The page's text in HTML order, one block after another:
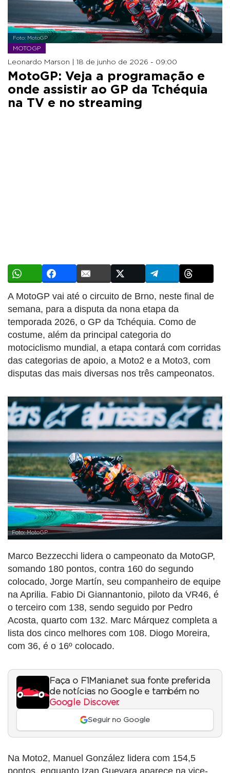
Foto: MotoGP
MOTOGP
Leonardo Marson | 18 de junho de 2026 - 09:00
MotoGP: Veja a programação e
onde assistir ao GP da Tchéquia
na TV e no streaming
A MotoGP vai até o circuito de Brno, neste final de
semana, para a disputa da nona etapa da
temporada 2026, o GP da Tchéquia. Como de
costume, além da principal categoria do
motociclismo mundial, a etapa contará com corridas
das categorias de apoio, a Moto2 e a Moto3, com
disputas das mais diversas nos três campeonatos.
Foto: MotoGP
Marco Bezzecchi lidera o campeonato da MotoGP,
somando 180 pontos, contra 160 do segundo
colocado, Jorge Martín, seu companheiro de equipe
na Aprilia. Fabio Di Giannantonio, piloto da VR46, é
o terceiro com 138, sendo seguido por Pedro
Acosta, quarto com 132. Marc Márquez completa a
lista dos cinco melhores com 108. Diogo Moreira,
com 36, é o 16º colocado.
Faça o F1Mania.net sua fonte preferida
de notícias no Google e também no
Google Discover.
Seguir no Google
Na Moto2, Manuel González lidera com 154,5
pontos, enquanto Izan Guevara aparece na vice-